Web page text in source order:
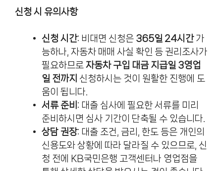
신청 시 유의사항
신청 시간: 비대면 신청은 365일 24시간가
능하나, 자동차 매매 사실 확인 등 권리조사가
필요하므로 자동차 구입 대금 지급일 3영업
일 전까지 신청하시는 것이 원활한 진행에 도
움이 됩니다.
서류 준비 : 대출 심사에 필요한 서류를 미리
준비하시면 심사 기간이 단축될 수 있습니다.
상담 권장: 대출 조건, 금리, 한도 등은 개인의
신용도와 상황에 따라 달라질 수 있으므로, 신
청 전에 KB국민은행 고객센터나 영업점을